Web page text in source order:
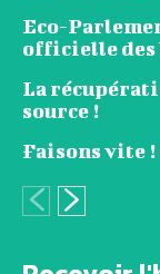
Eco-
officielle des
La
source !
Faisons vite !